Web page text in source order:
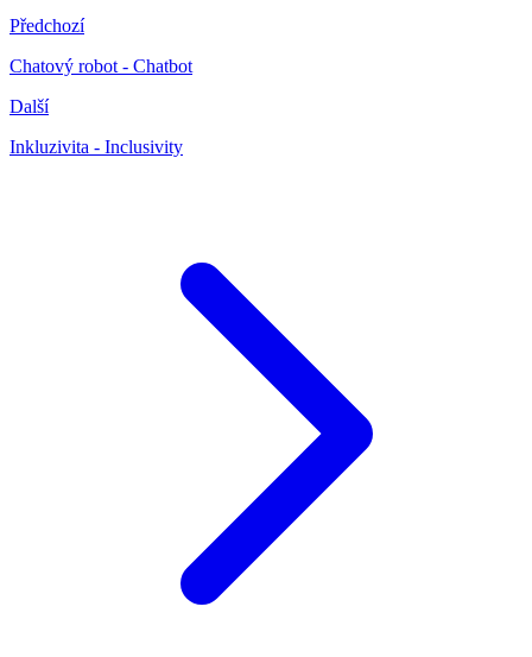
Předchozí
Chatový robot - Chatbot
Další
Inkluzivita - Inclusivity